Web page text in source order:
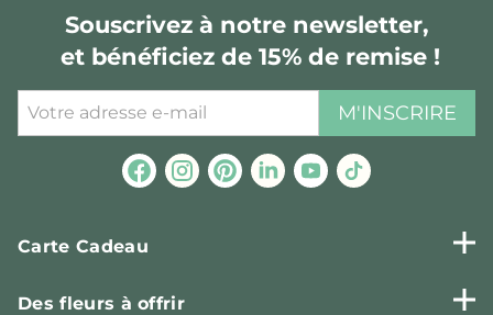
Souscrivez à notre newsletter,
et bénéficiez de 15% de remise !
M'INSCRIRE
Carte Cadeau
Des fleurs à offrir